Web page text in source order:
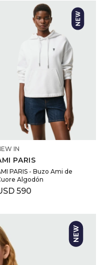
SELECCIONAR TALLE
IN
PARIS
PARIS - Buzo Ami de
Algodón
590